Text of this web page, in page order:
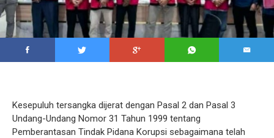
Kesepuluh tersangka dijerat dengan Pasal 2 dan Pasal 3
Undang-Undang Nomor 31 Tahun 1999 tentang
Pemberantasan Tindak Pidana Korupsi sebagaimana telah